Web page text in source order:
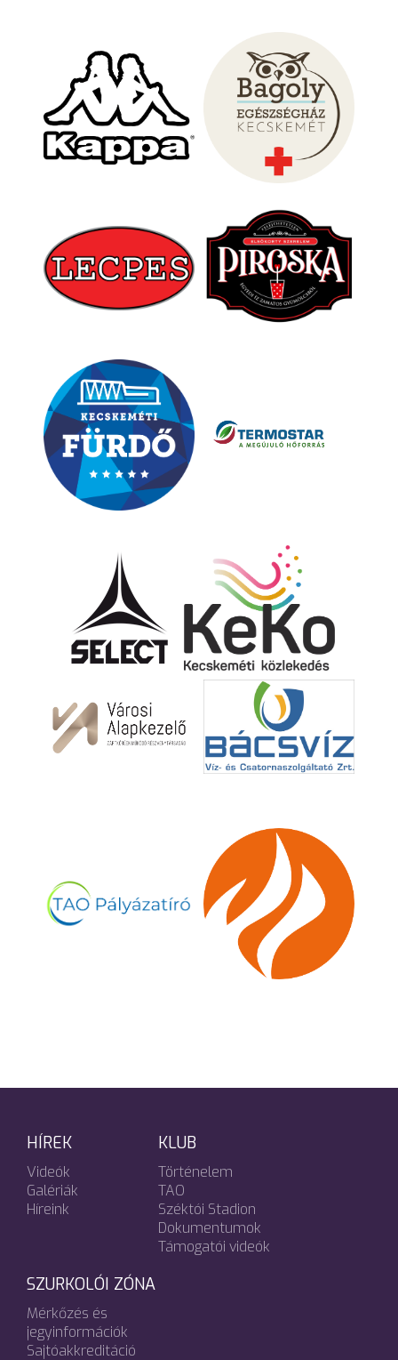
HÍREK
Videók
Galériák
Híreink
KLUB
Történelem
TAO
Széktói Stadion
Dokumentumok
Támogatói videók
SZURKOLÓI ZÓNA
Mérkőzés és
jegyinformációk
Sajtóakkreditáció